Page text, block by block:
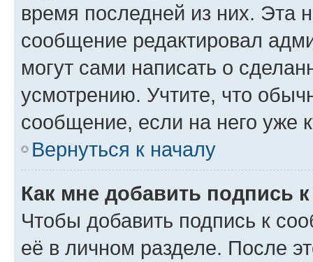
время последней из них. Эта
сообщение редактировал
могут сами написать о
усмотрению. Учтите, что
сообщение, если на него уже
Вернуться к началу
Как мне добавить подпись
Чтобы добавить подпись к
её в личном разделе. После